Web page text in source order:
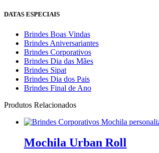
DATAS ESPECIAIS
Brindes Boas Vindas
Brindes Aniversariantes
Brindes Corporativos
Brindes Dia das Mães
Brindes Sipat
Brindes Dia dos Pais
Brindes Final de Ano
Produtos Relacionados
Mochila Urban Roll